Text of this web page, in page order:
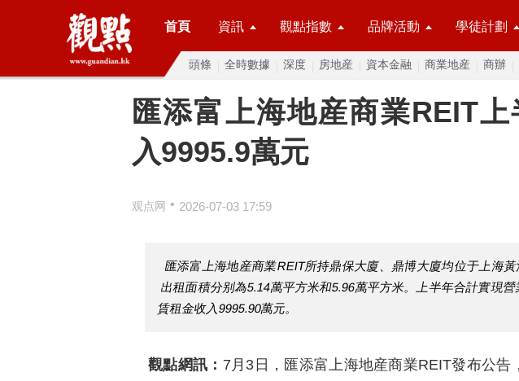
首頁 資訊 觀點指數 品牌活動 學徒計劃
頭條 全時數據 深度 房地産 資本金融 商業地産 商辦
匯添富上海地産商業REIT
入9995.9萬元
观点网 • 2026-07-03 17:59
匯添富上海地産商業REIT所持鼎保大廈、鼎博大廈均位于上海
出租面積分别為5.14萬平方米和5.96萬平方米。上半年合計實現
賃租金收入9995.90萬元。
觀點網訊： 7月3日，匯添富上海地産商業REIT發布公告